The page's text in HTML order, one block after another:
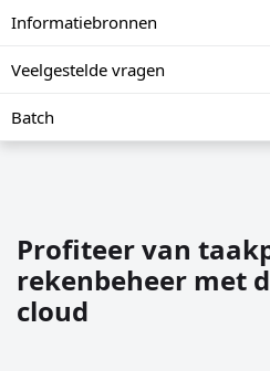
Informatiebronnen
Veelgestelde vragen
Batch
Profiteer van
rekenbeheer met
cloud